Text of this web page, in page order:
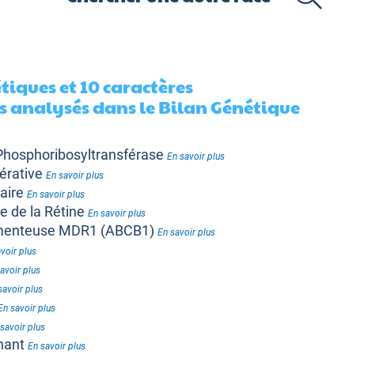
et 10 caractères
dans le Bilan Génétique
En savoir plus
En savoir plus
En savoir plus
de la Rétine En savoir plus
MDR1 (ABCB1) En savoir plus
plus
plus
plus
savoir plus
plus
En savoir plus